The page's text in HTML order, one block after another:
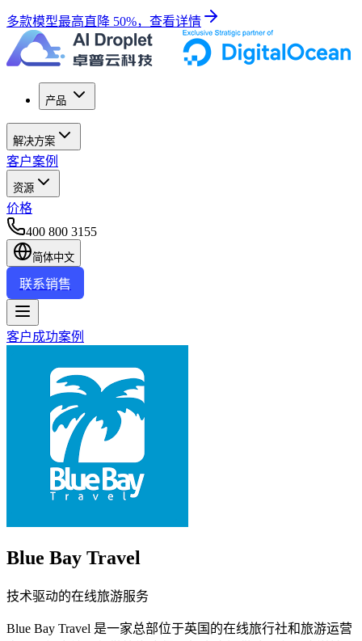
多款模型最高直降 50%，查看详情
产品
解决方案
客户案例
资源
价格
400 800 3155
简体中文
联系销售
客户成功案例
Blue Bay Travel
技术驱动的在线旅游服务
Blue Bay Travel 是一家总部位于英国的在线旅行社和旅游运营